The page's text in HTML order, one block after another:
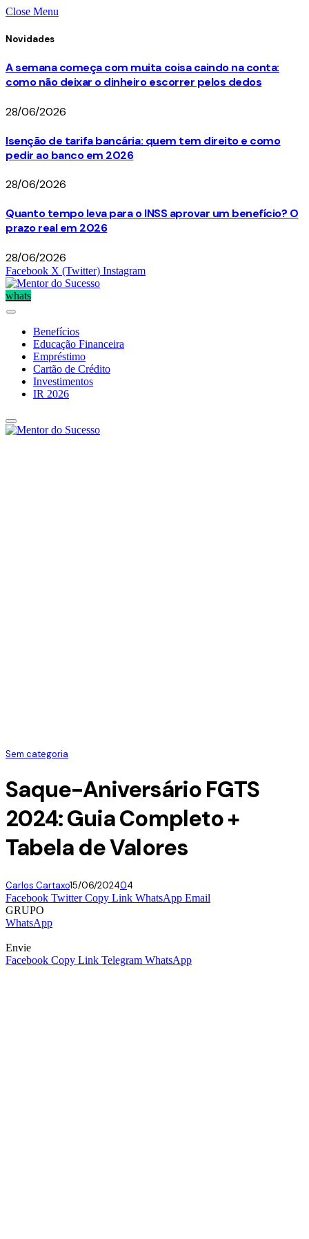
Close Menu
Novidades
A semana começa com muita coisa caindo na conta:
como não deixar o dinheiro escorrer pelos dedos
28/06/2026
Isenção de tarifa bancária: quem tem direito e como
pedir ao banco em 2026
28/06/2026
Quanto tempo leva para o INSS aprovar um benefício? O
prazo real em 2026
28/06/2026
Facebook X (Twitter) Instagram
whats
Benefícios
Educação Financeira
Empréstimo
Cartão de Crédito
Investimentos
IR 2026
Sem categoria
Saque-Aniversário FGTS
2024: Guia Completo +
Tabela de Valores
Carlos Cartaxo15/06/202404
Facebook Twitter Copy Link WhatsApp Email
GRUPO
WhatsApp
Envie
Facebook Copy Link Telegram WhatsApp